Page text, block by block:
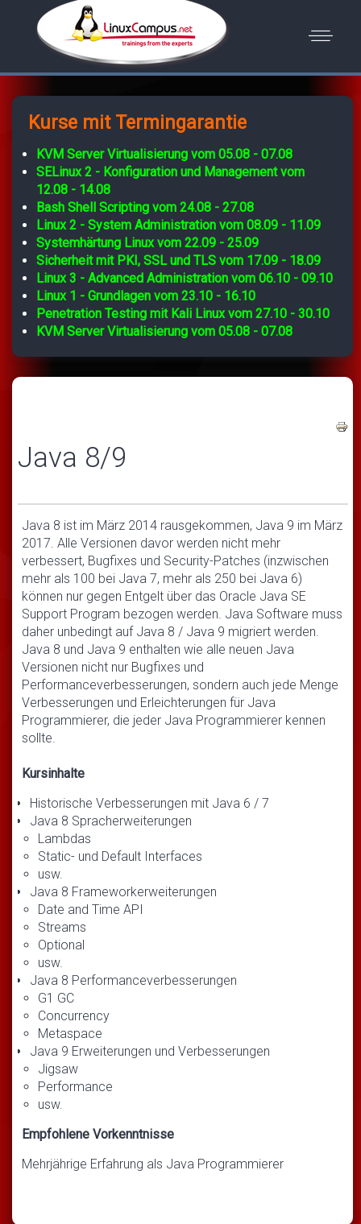
Kurse mit Termingarantie
KVM Server Virtualisierung vom 05.08 - 07.08
SELinux 2 - Konfiguration und Management vom
12.08 - 14.08
Bash Shell Scripting vom 24.08 - 27.08
Linux 2 - System Administration vom 08.09 - 11.09
Systemhärtung Linux vom 22.09 - 25.09
Sicherheit mit PKI, SSL und TLS vom 17.09 - 18.09
Linux 3 - Advanced Administration vom 06.10 - 09.10
Linux 1 - Grundlagen vom 23.10 - 16.10
Penetration Testing mit Kali Linux vom 27.10 - 30.10
KVM Server Virtualisierung vom 05.08 - 07.08
Java 8/9
Java 8 ist im März 2014 rausgekommen, Java 9 im März
2017. Alle Versionen davor werden nicht mehr
verbessert, Bugfixes und Security-Patches (inzwischen
mehr als 100 bei Java 7, mehr als 250 bei Java 6)
können nur gegen Entgelt über das Oracle Java SE
Support Program bezogen werden. Java Software muss
daher unbedingt auf Java 8 / Java 9 migriert werden.
Java 8 und Java 9 enthalten wie alle neuen Java
Versionen nicht nur Bugfixes und
Performanceverbesserungen, sondern auch jede Menge
Verbesserungen und Erleichterungen für Java
Programmierer, die jeder Java Programmierer kennen
sollte.
Kursinhalte
Historische Verbesserungen mit Java 6 / 7
Java 8 Spracherweiterungen
Lambdas
Static- und Default Interfaces
usw.
Java 8 Frameworkerweiterungen
Date and Time API
Streams
Optional
usw.
Java 8 Performanceverbesserungen
G1 GC
Concurrency
Metaspace
Java 9 Erweiterungen und Verbesserungen
Jigsaw
Performance
usw.
Empfohlene Vorkenntnisse
Mehrjährige Erfahrung als Java Programmierer